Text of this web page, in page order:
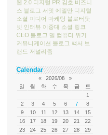
웹 2.0 디지털 PR 김호 비즈니
스 블로그 서밋 에델만 디지털
소셜 미디어 마케팅 블로터닷
넷 인터뷰 이중대 소셜 링크
CEO 블로그 델 컴퓨터 위기
커뮤니케이션 블로그 백서 브
랜드 저널리즘
Calendar
« 2026/08
»
일
월 화 수 목 금
토
1
2
3 4 5 6 7
8
9
10 11 12 13 14
15
16
17 18 19 20 21
22
23
24 25 26 27 28 29